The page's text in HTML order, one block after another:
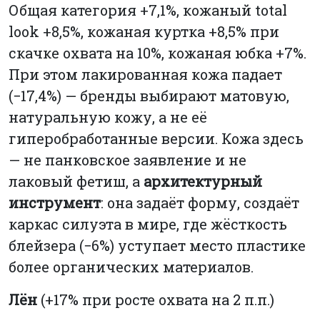
Общая категория +7,1%, кожаный total
look +8,5%, кожаная куртка +8,5% при
скачке охвата на 10%, кожаная юбка +7%.
При этом лакированная кожа падает
(−17,4%) — бренды выбирают матовую,
натуральную кожу, а не её
гиперобработанные версии. Кожа здесь
— не панковское заявление и не
лаковый фетиш, а архитектурный
инструмент: она задаёт форму, создаёт
каркас силуэта в мире, где жёсткость
блейзера (−6%) уступает место пластике
более органических материалов.
Лён (+17% при росте охвата на 2 п.п.)